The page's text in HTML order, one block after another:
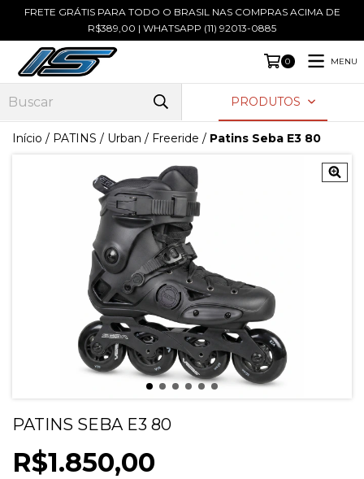
FRETE GRÁTIS PARA TODO O BRASIL NAS COMPRAS ACIMA DE
R$389,00 | WHATSAPP (11) 92013-0885
0 MENU
PRODUTOS
Início / PATINS / Urban / Freeride / Patins Seba E3 80
PATINS SEBA E3 80
R$1.850,00